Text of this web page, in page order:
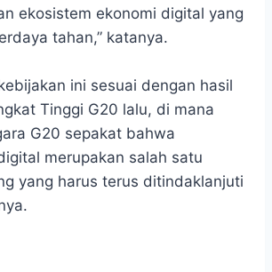
ekosistem ekonomi digital yang
tahan,” katanya.
ini sesuai dengan hasil
Tinggi G20 lalu, di mana
G20 sepakat bahwa
merupakan salah satu
yang harus terus ditindaklanjuti